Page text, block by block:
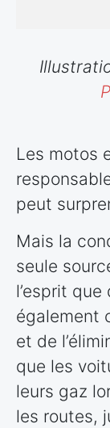
Les motos
peut
Mais la
seule
l’esprit
également
et de
que les
leurs gaz
les routes,